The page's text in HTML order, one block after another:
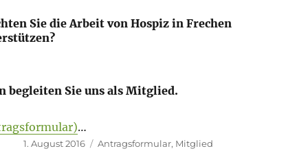
Sie die Arbeit von Hospiz in Frechen
begleiten Sie uns als Mitglied.
…
Veröffentlicht
1. August 2016 Schlagwörter
Antragsformular, Mitglied